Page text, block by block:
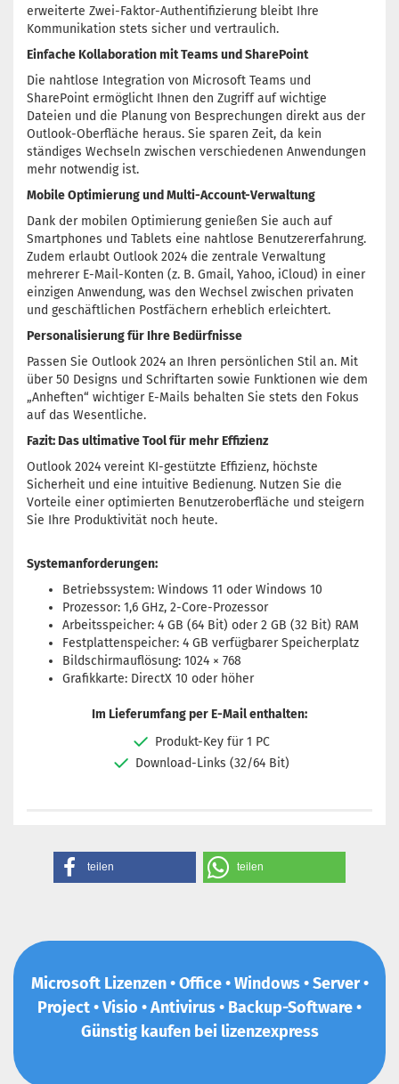
erweiterte Zwei-Faktor-Authentifizierung bleibt Ihre
Kommunikation stets sicher und vertraulich.
Einfache Kollaboration mit Teams und SharePoint
Die nahtlose Integration von Microsoft Teams und
SharePoint ermöglicht Ihnen den Zugriff auf wichtige
Dateien und die Planung von Besprechungen direkt aus der
Outlook-Oberfläche heraus. Sie sparen Zeit, da kein
ständiges Wechseln zwischen verschiedenen Anwendungen
mehr notwendig ist.
Mobile Optimierung und Multi-Account-Verwaltung
Dank der mobilen Optimierung genießen Sie auch auf
Smartphones und Tablets eine nahtlose Benutzererfahrung.
Zudem erlaubt Outlook 2024 die zentrale Verwaltung
mehrerer E-Mail-Konten (z. B. Gmail, Yahoo, iCloud) in einer
einzigen Anwendung, was den Wechsel zwischen privaten
und geschäftlichen Postfächern erheblich erleichtert.
Personalisierung für Ihre Bedürfnisse
Passen Sie Outlook 2024 an Ihren persönlichen Stil an. Mit
über 50 Designs und Schriftarten sowie Funktionen wie dem
„Anheften“ wichtiger E-Mails behalten Sie stets den Fokus
auf das Wesentliche.
Fazit: Das ultimative Tool für mehr Effizienz
Outlook 2024 vereint KI-gestützte Effizienz, höchste
Sicherheit und eine intuitive Bedienung. Nutzen Sie die
Vorteile einer optimierten Benutzeroberfläche und steigern
Sie Ihre Produktivität noch heute.
Systemanforderungen:
Betriebssystem: Windows 11 oder Windows 10
Prozessor: 1,6 GHz, 2-Core-Prozessor
Arbeitsspeicher: 4 GB (64 Bit) oder 2 GB (32 Bit) RAM
Festplattenspeicher: 4 GB verfügbarer Speicherplatz
Bildschirmauflösung: 1024 × 768
Grafikkarte: DirectX 10 oder höher
Im Lieferumfang per E-Mail enthalten:
Produkt-Key für 1 PC
Download-Links (32/64 Bit)
teilen teilen
Microsoft Lizenzen • Office • Windows • Server •
Project • Visio • Antivirus • Backup-Software •
Günstig kaufen bei lizenzexpress